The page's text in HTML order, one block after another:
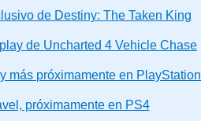
de Destiny: The Taken King
de Uncharted 4 Vehicle Chase
más próximamente en PlayStation
próximamente en PS4